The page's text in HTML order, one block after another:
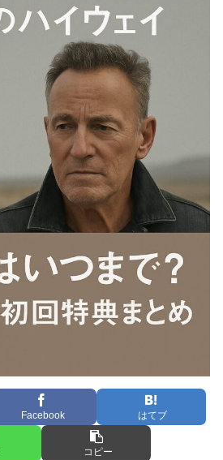
Facebook はてブ
コピー